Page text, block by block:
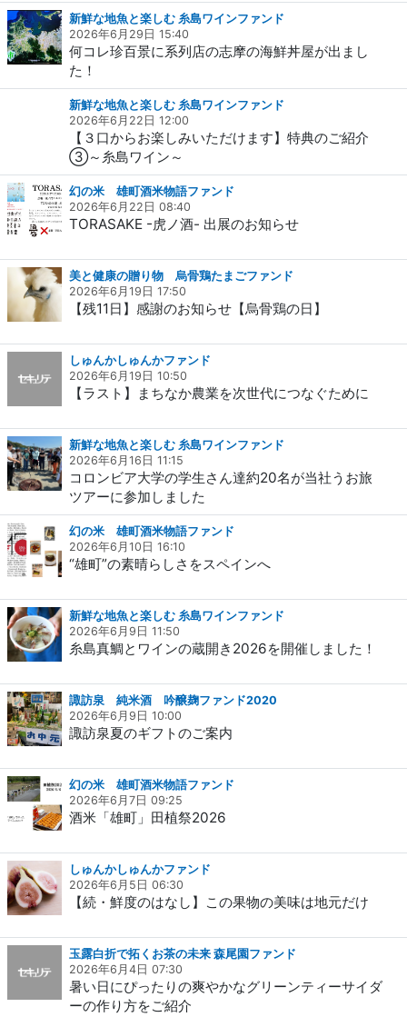
新鮮な地魚と楽しむ 糸島ワインファンド
2026年6月29日 15:40
何コレ珍百景に系列店の志摩の海鮮丼屋が出まし
た！
新鮮な地魚と楽しむ 糸島ワインファンド
2026年6月22日 12:00
【３口からお楽しみいただけます】特典のご紹介
③～糸島ワイン～
幻の米 雄町酒米物語ファンド
2026年6月22日 08:40
TORASAKE -虎ノ酒- 出展のお知らせ
美と健康の贈り物 烏骨鶏たまごファンド
2026年6月19日 17:50
【残11日】感謝のお知らせ【烏骨鶏の日】
しゅんかしゅんかファンド
2026年6月19日 10:50
【ラスト】まちなか農業を次世代につなぐために
新鮮な地魚と楽しむ 糸島ワインファンド
2026年6月16日 11:15
コロンビア大学の学生さん達約20名が当社うお旅
ツアーに参加しました
幻の米 雄町酒米物語ファンド
2026年6月10日 16:10
“雄町”の素晴らしさをスペインへ
新鮮な地魚と楽しむ 糸島ワインファンド
2026年6月9日 11:50
糸島真鯛とワインの蔵開き2026を開催しました！
諏訪泉 純米酒 吟醸麹ファンド2020
2026年6月9日 10:00
諏訪泉夏のギフトのご案内
幻の米 雄町酒米物語ファンド
2026年6月7日 09:25
酒米「雄町」田植祭2026
しゅんかしゅんかファンド
2026年6月5日 06:30
【続・鮮度のはなし】この果物の美味は地元だけ
玉露白折で拓くお茶の未来 森尾園ファンド
2026年6月4日 07:30
暑い日にぴったりの爽やかなグリーンティーサイダ
ーの作り方をご紹介